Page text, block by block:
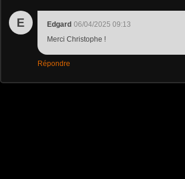
E Edgard 06/04/2025 09:13
Merci Christophe !
Répondre